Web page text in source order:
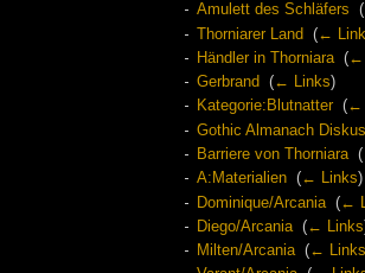
Amulett des Schläfers
(
Thorniarer Land
(←
Händler in Thorniara‎ (←
Gerbrand
(← Links)
Kategorie:Blutnatter‎ (←
Gothic Almanach
Barriere von Thorniara‎ (
A:Materialien‎ (← Links)
Dominique/Arcania‎ (←
Diego/Arcania‎ (← Links
Milten/Arcania‎ (← Links